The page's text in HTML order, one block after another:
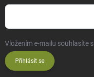
Vložením e-mailu souhlasíte s
Přihlásit se